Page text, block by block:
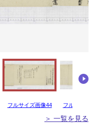
フルサイズ画像44 フルサイズ
＞ 一覧を見る